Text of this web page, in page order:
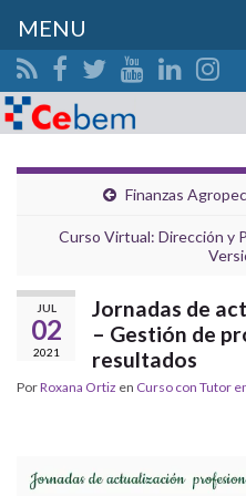
Search for:
Finanzas
Curso Virtual: Dirección y
JUL
02
2021
Jornadas de
– Gestión de
resultados
PorRoxana Ortiz en Curso con Tutor
MENU